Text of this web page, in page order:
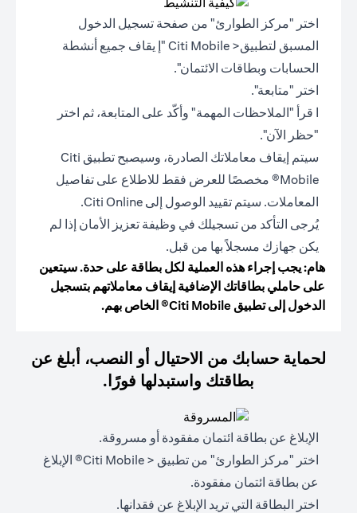
اختر "مركز الطوارئ" من صفحة تسجيل الدخول
المسبق لتطبيق< Citi Mobile "إ يقاف جميع أنشطة
الحسابات وبطاقات الائتمان".
اختر "متابعة".
ا قرأ "الملاحظات المهمة" وأكّد على المتابعة، ثم اختر
"حظر الآن".
سيتم إيقاف معاملاتك الصادرة، وسيصبح تطبيق Citi
Mobile® مخصصًا للعرض فقط للاطلاع على تفاصيل
المعاملات. سيتم تقييد الوصول إلى Citi Online.
يُرجى التأكد من تسجيلك في وظيفة تعزيز الأمان إذا لم
يكن جهازك مسجلاً بها من قبل.
هام: يجب إجراء هذه العملية لكل بطاقة على حدة. سيتعين
على حاملي بطاقاتك الإضافية إيقاف معاملاتهم بتسجيل
الدخول إلى تطبيق Citi Mobile® الخاص بهم.
لحماية حسابك من الاحتيال أو النصب، أبلغ عن
بطاقتك واستبدلها فورًا.
الإبلاغ عن بطاقة ائتمان مفقودة أو مسروقة.
اختر "مركز الطوارئ" من تطبيق < Citi Mobile® الإبلاغ
عن بطاقة ائتمان مفقودة.
اختر البطاقة التي تريد الإبلاغ عن فقدانها.